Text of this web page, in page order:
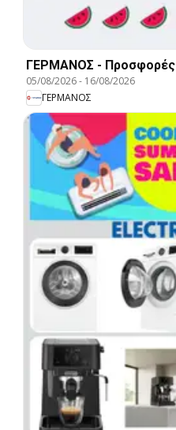
ΓΕΡΜΑΝΟΣ - Προσφορές
05/08/2026- 16/08/2026
ΓΕΡΜΑΝΟΣ